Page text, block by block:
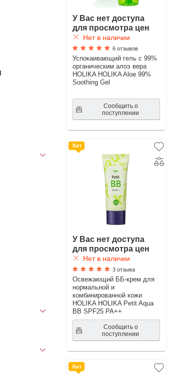
У Вас нет доступа
для просмотра цен
Нет в наличии
6 отзывов
Успокаивающий гель с 99%
органическим алоэ вера
HOLIKA HOLIKA Aloe 99%
Soothing Gel
Сообщить о
поступлении
Хит
У Вас нет доступа
для просмотра цен
Нет в наличии
3 отзыва
Освежающий ББ-крем для
нормальной и
комбинированной кожи
HOLIKA HOLIKA Petit Aqua
BB SPF25 PA++
Сообщить о
поступлении
Хит